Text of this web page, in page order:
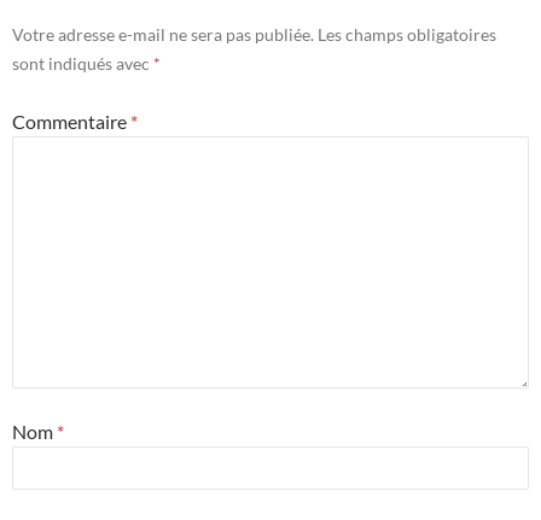
Votre adresse e-mail ne sera pas publiée. Les champs obligatoires
sont indiqués avec *
Commentaire *
Nom *